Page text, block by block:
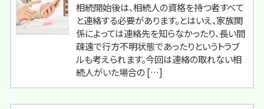
相続開始後は、相続人の資格を持つ者すべて
と連絡する必要があります。とはいえ、家族関
係によっては連絡先を知らなかったり、長い間
疎遠で行方不明状態であったりというトラブ
ルも考えられます。今回は連絡の取れない相
続人がいた場合の […]